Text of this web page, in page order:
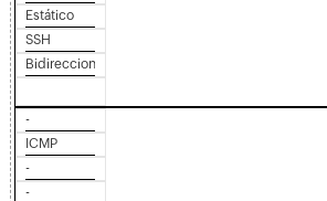
Estático
SSH
Bidireccional
-
ICMP
-
-